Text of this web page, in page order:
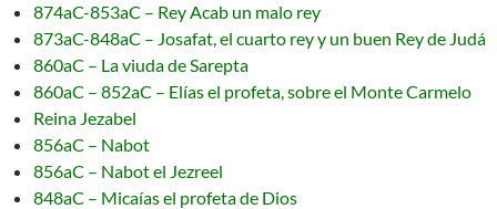
874aC-853aC – Rey Acab un malo rey
873aC-848aC – Josafat, el cuarto rey y un buen Rey de Judá
860aC – La viuda de Sarepta
860aC – 852aC – Elías el profeta, sobre el Monte Carmelo
Reina Jezabel
856aC – Nabot
856aC – Nabot el Jezreel
848aC – Micaías el profeta de Dios